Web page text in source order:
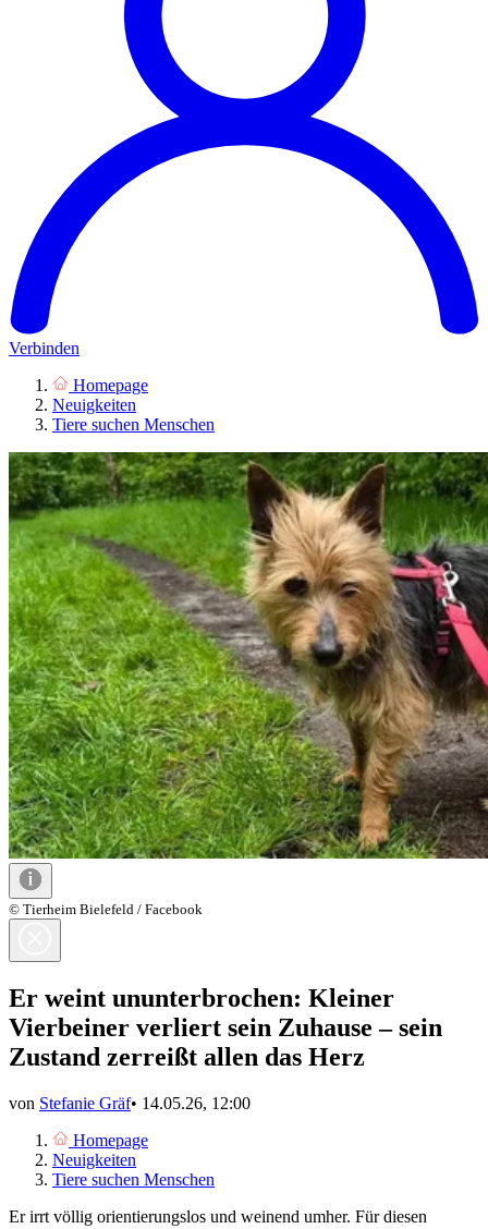
Verbinden
Homepage
Neuigkeiten
Tiere suchen Menschen
© Tierheim Bielefeld / Facebook
Er weint ununterbrochen: Kleiner
Vierbeiner verliert sein Zuhause – sein
Zustand zerreißt allen das Herz
von Stefanie Gräf• 14.05.26, 12:00
Homepage
Neuigkeiten
Tiere suchen Menschen
Er irrt völlig orientierungslos und weinend umher. Für diesen